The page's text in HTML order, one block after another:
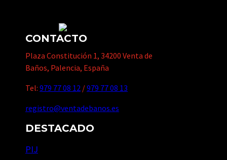
CONTACTO
Plaza Constitución 1, 34200 Venta de
Baños, Palencia, España
Tel: 979 77 08 12 /979 77 08 13
registro@ventadebanos.es
DESTACADO
PIJ